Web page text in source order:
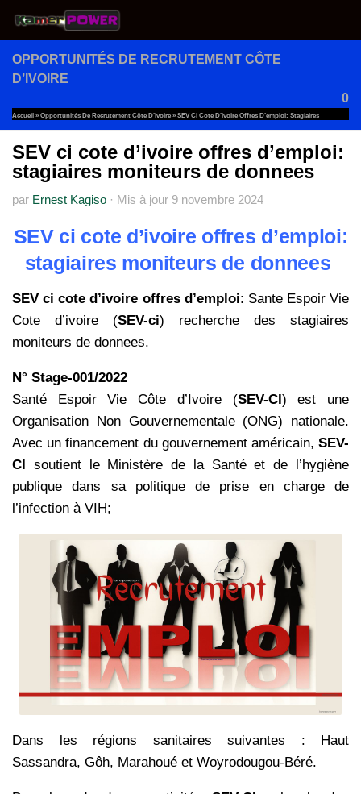
Au dessous du contenu
OPPORTUNITÉS DE RECRUTEMENT CÔTE
D’IVOIRE
0
Accueil » Opportunités De Recrutement Côte D’Ivoire » SEV Ci Cote D’ivoire Offres D’emploi: Stagiaires
Moniteurs De Donnees
SEV ci cote d’ivoire offres d’emploi:
stagiaires moniteurs de donnees
par Ernest Kagiso · Mis à jour 9 novembre 2024
SEV ci cote d’ivoire offres d’emploi:
stagiaires moniteurs de donnees
SEV ci cote d’ivoire offres d’emploi: Sante Espoir Vie
Cote d’ivoire (SEV-ci) recherche des stagiaires
moniteurs de donnees.
N° Stage-001/2022
Santé Espoir Vie Côte d’Ivoire (SEV-CI) est une
Organisation Non Gouvernementale (ONG) nationale.
Avec un financement du gouvernement américain, SEV-
CI soutient le Ministère de la Santé et de l’hygiène
publique dans sa politique de prise en charge de
l’infection à VIH;
Dans les régions sanitaires suivantes : Haut
Sassandra, Gôh, Marahoué et Woyrodougou-Béré.